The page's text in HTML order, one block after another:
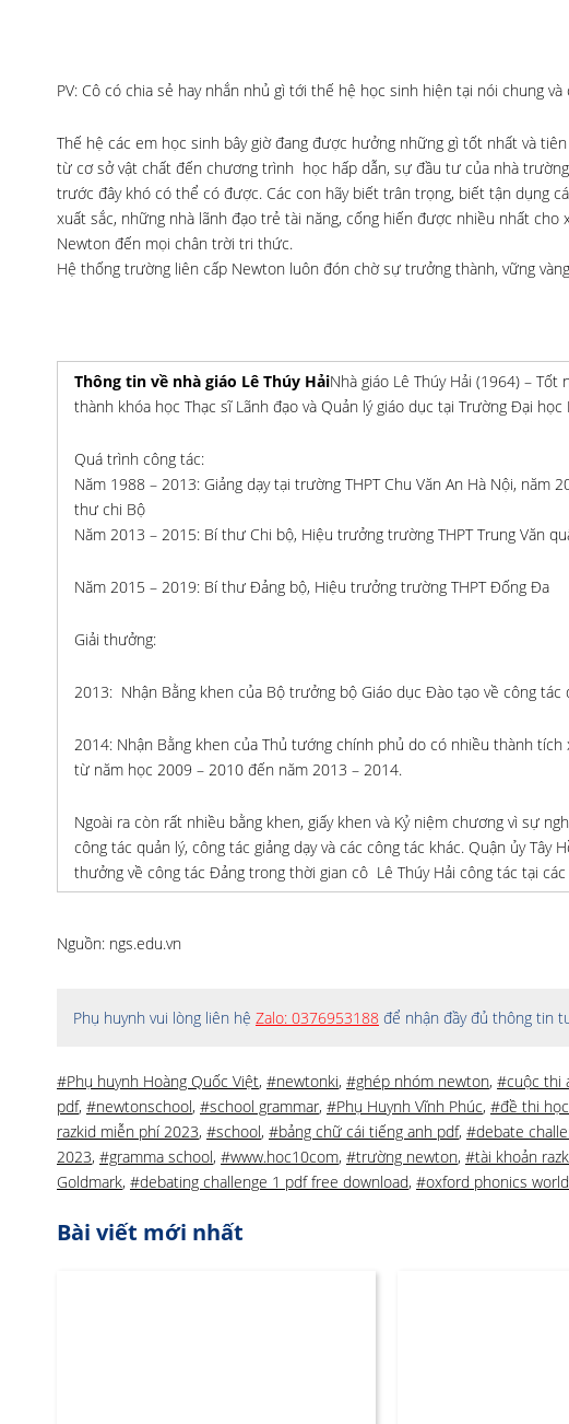
PV: Cô có chia sẻ hay nhắn nhủ gì tới thế hệ học sinh hiện tại nói chung
Thế hệ các em học sinh bây giờ đang được hưởng những gì tốt nhất và
từ cơ sở vật chất đến chương trình học hấp dẫn, sự đầu tư của nhà
trước đây khó có thể có được. Các con hãy biết trân trọng, biết tận dụng
xuất sắc, những nhà lãnh đạo trẻ tài năng, cống hiến được nhiều nhất
Newton đến mọi chân trời tri thức.
Hệ thống trường liên cấp Newton luôn đón chờ sự trưởng thành, vững
Thông tin về nhà giáo Lê Thúy HảiNhà giáo Lê Thúy Hải (1964) –
thành khóa học Thạc sĩ Lãnh đạo và Quản lý giáo dục tại Trường Đại học
Quá trình công tác:
Năm 1988 – 2013: Giảng dạy tại trường THPT Chu Văn An Hà Nội,
thư chi Bộ
Năm 2013 – 2015: Bí thư Chi bộ, Hiệu trưởng trường THPT Trung Văn
Năm 2015 – 2019: Bí thư Đảng bộ, Hiệu trưởng trường THPT Đống Đa
Giải thưởng:
2013: Nhận Bằng khen của Bộ trưởng bộ Giáo dục Đào tạo về công tác
2014: Nhận Bằng khen của Thủ tướng chính phủ do có nhiều thành
từ năm học 2009 – 2010 đến năm 2013 – 2014.
Ngoài ra còn rất nhiều bằng khen, giấy khen và Kỷ niệm chương vì sự
công tác quản lý, công tác giảng dạy và các công tác khác. Quận ủy
thưởng về công tác Đảng trong thời gian cô Lê Thúy Hải công tác tại các
Nguồn: ngs.edu.vn
Phụ huynh vui lòng liên hệ Zalo: 0376953188 để nhận đầy đủ thông tin
#Phụ huynh Hoàng Quốc Việt, #newtonki, #ghép nhóm newton, #cuộc thi
pdf, #newtonschool, #school grammar, #Phụ Huynh Vĩnh Phúc, #đề thi
razkid miễn phí 2023, #school, #bảng chữ cái tiếng anh pdf, #debate
2023, #gramma school, #www.hoc10com, #trường newton, #tài khoản
Goldmark, #debating challenge 1 pdf free download, #oxford phonics
Bài viết mới nhất